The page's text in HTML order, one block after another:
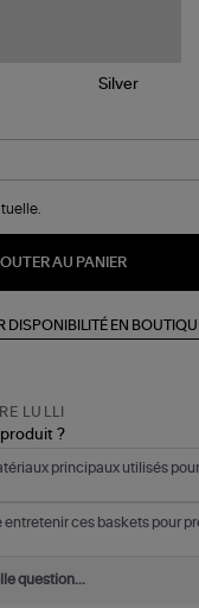
AU PANIER
DISPONIBILITÉ EN
LULLI
?
principaux utilisés
ces baskets pour